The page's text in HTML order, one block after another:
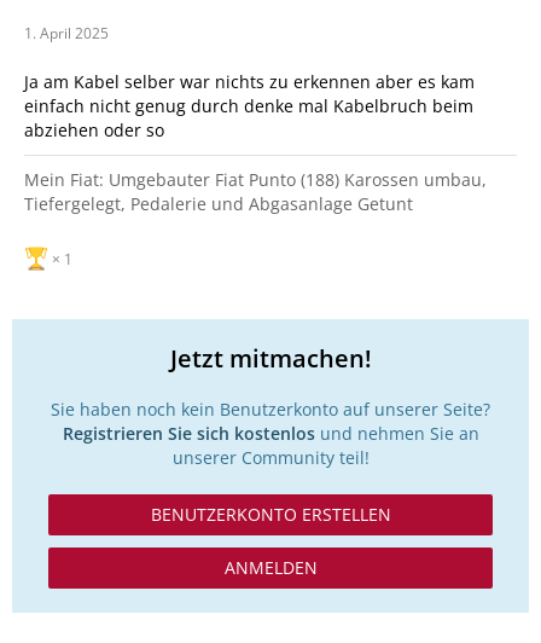
1. April 2025
Ja am Kabel selber war nichts zu erkennen aber es kam
einfach nicht genug durch denke mal Kabelbruch beim
abziehen oder so
Mein Fiat: Umgebauter Fiat Punto (188) Karossen umbau,
Tiefergelegt, Pedalerie und Abgasanlage Getunt
1
Jetzt mitmachen!
Sie haben noch kein Benutzerkonto auf unserer Seite?
Registrieren Sie sich kostenlosund nehmen Sie an
unserer Community teil!
BENUTZERKONTO ERSTELLEN
ANMELDEN